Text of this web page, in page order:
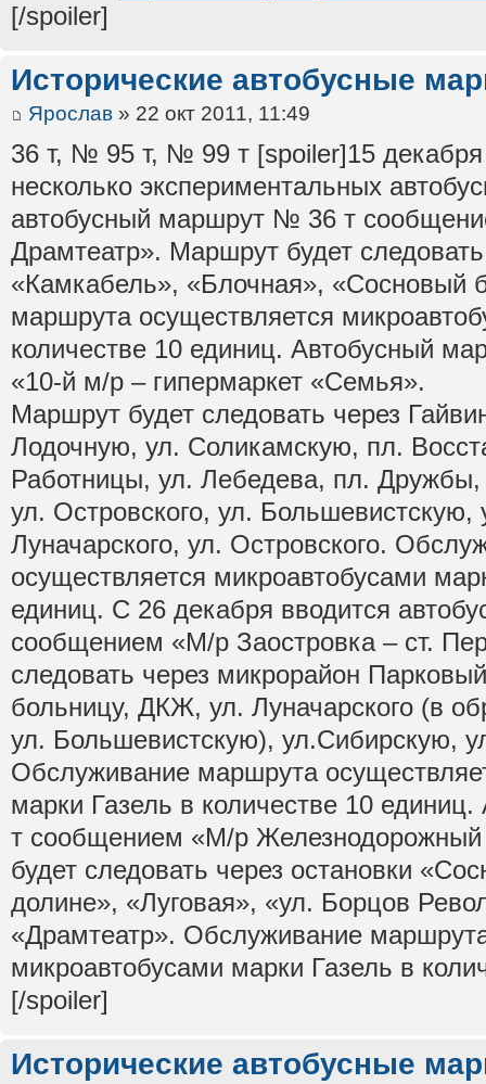
[/spoiler]
Исторические автобусные
Ярослав » 22 окт 2011, 11:49
36 т, № 95 т, № 99 т [spoiler]15
несколько экспериментальных
автобусный маршрут № 36 т
Драмтеатр». Маршрут будет
«Камкабель», «Блочная», «Сосновый
маршрута осуществляется
количестве 10 единиц. Автобусный
«10-й м/р – гипермаркет «Семья».
Маршрут будет следовать через
Лодочную, ул. Соликамскую, пл.
Работницы, ул. Лебедева, пл.
ул. Островского, ул.
Луначарского, ул. Островского.
осуществляется микроавтобусами
единиц. С 26 декабря вводится
сообщением «М/р Заостровка – ст.
следовать через микрорайон
больницу, ДКЖ, ул. Луначарского (в
ул. Большевистскую), ул.Сибирскую,
Обслуживание маршрута
марки Газель в количестве 10
т сообщением «М/р
будет следовать через остановки
долине», «Луговая», «ул. Борцов
«Драмтеатр». Обслуживание
микроавтобусами марки Газель в
[/spoiler]
Исторические автобусные